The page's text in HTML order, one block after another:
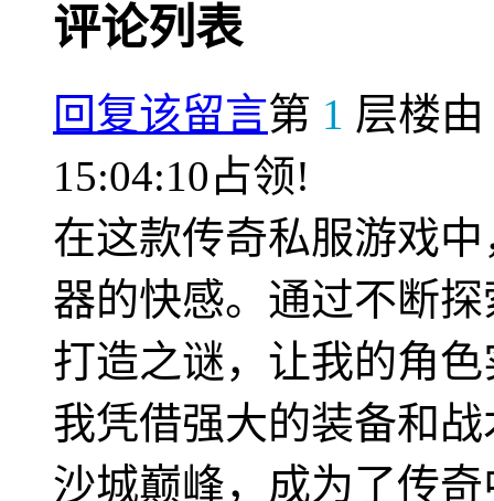
评论列表
回复该留言第 1 层楼由
15:04:10占领!
在这款传奇私服游戏
器的快感。通过不断
打造之谜，让我的角
我凭借强大的装备和
沙城巅峰，成为了传